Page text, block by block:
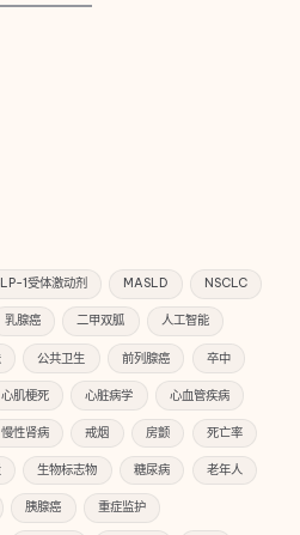
1受体激动剂 MASLD NSCLC
乳腺癌 二甲双胍 人工智能
公共卫生 前列腺癌 卒中
心肌梗死 心脏病学 心血管疾病
慢性肾病 戒烟 房颤 死亡率
生物标志物 糖尿病 老年人
胰腺癌 重症监护